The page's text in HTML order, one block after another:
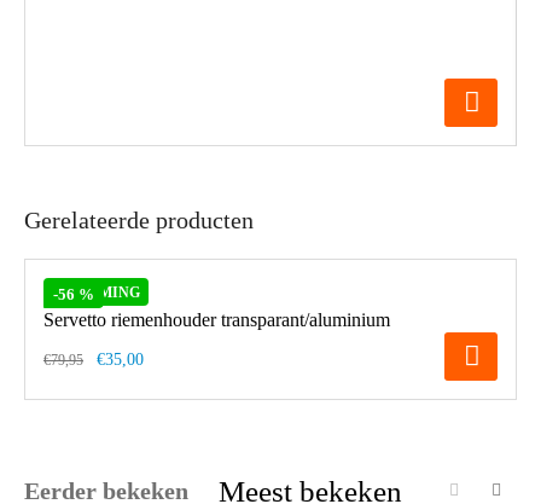
Gerelateerde producten
OPRUIMING
-56 %
Servetto riemenhouder transparant/aluminium
€79,95 €35,00
Eerder bekeken Meest bekeken